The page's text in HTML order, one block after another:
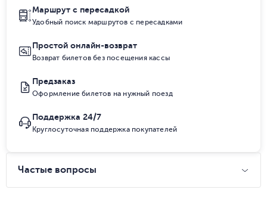
Маршрут с пересадкой
Удобный поиск маршрутов с пересадками
Простой онлайн-возврат
Возврат билетов без посещения кассы
Предзаказ
Оформление билетов на нужный поезд
Поддержка 24/7
Круглосуточная поддержка покупателей
Частые вопросы